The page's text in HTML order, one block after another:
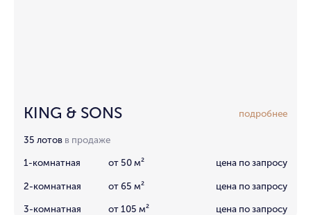
KING & SONS подробнее
35 лотов в продаже
1-комнатная от 50 м² цена по запросу
2-комнатная от 65 м² цена по запросу
3-комнатная от 105 м² цена по запросу